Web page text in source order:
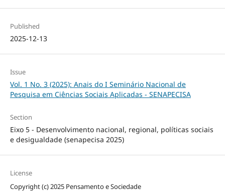
Published
2025-12-13
Issue
Vol. 1 No. 3 (2025): Anais do I Seminário Nacional de
Pesquisa em Ciências Sociais Aplicadas - SENAPECISA
Section
Eixo 5 - Desenvolvimento nacional, regional, políticas sociais
e desigualdade (senapecisa 2025)
License
Copyright (c) 2025 Pensamento e Sociedade